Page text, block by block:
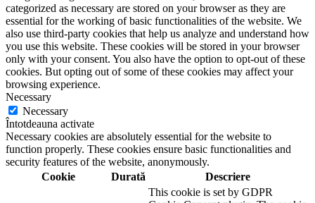
categorized as necessary are stored on your browser as they are
essential for the working of basic functionalities of the website. We
also use third-party cookies that help us analyze and understand how
you use this website. These cookies will be stored in your browser
only with your consent. You also have the option to opt-out of these
cookies. But opting out of some of these cookies may affect your
browsing experience.
Necessary
Necessary
Întotdeauna activate
Necessary cookies are absolutely essential for the website to
function properly. These cookies ensure basic functionalities and
security features of the website, anonymously.
Cookie
Durată Descriere
This cookie is set by GDPR